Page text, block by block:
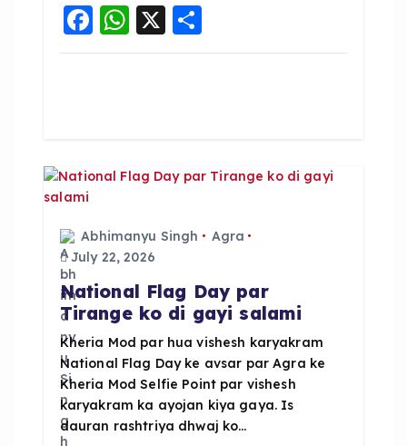
F
a
o
k
W
h
p
p
X S
h
Abhimanyu Singh
Agra
July 22, 2026
National Flag Day par
Tirange ko di gayi salami
Kheria Mod par hua vishesh karyakram
National Flag Day ke avsar par Agra ke
Kheria Mod Selfie Point par vishesh
karyakram ka ayojan kiya gaya. Is
dauran rashtriya dhwaj ko…